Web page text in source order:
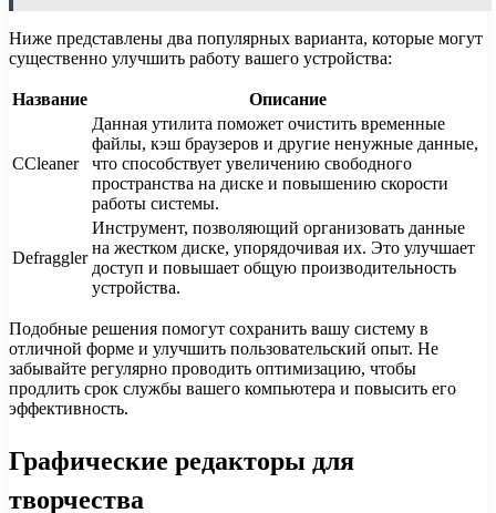
Ниже представлены два популярных варианта, которые могут
существенно улучшить работу вашего устройства:
Название Описание
CCleaner
Данная утилита поможет очистить временные
файлы, кэш браузеров и другие ненужные данные,
что способствует увеличению свободного
пространства на диске и повышению скорости
работы системы.
Defraggler
Инструмент, позволяющий организовать данные
на жестком диске, упорядочивая их. Это улучшает
доступ и повышает общую производительность
устройства.
Подобные решения помогут сохранить вашу систему в
отличной форме и улучшить пользовательский опыт. Не
забывайте регулярно проводить оптимизацию, чтобы
продлить срок службы вашего компьютера и повысить его
эффективность.
Графические редакторы для
творчества